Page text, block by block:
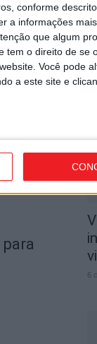
conforme
a informações
que algum
tem o direito de se
Você pode
a este site e
o alerta de
6